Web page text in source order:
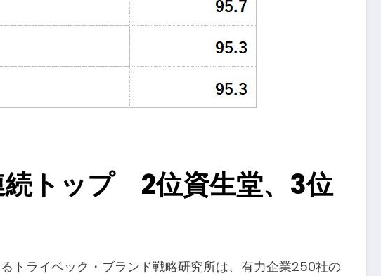
続トップ 2位資生堂、3位
トライベック・ブランド戦略研究所は、有力企業250社の